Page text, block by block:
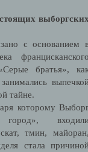
с основанием
братья»,
тайне.
которому
тмин,
стала